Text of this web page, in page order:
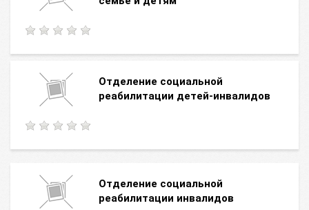
Отделение социальной
реабилитации детей-инвалидов
Отделение социальной
реабилитации инвалидов